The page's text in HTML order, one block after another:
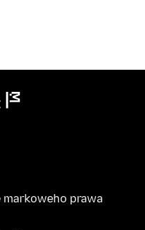
markoweho prawa